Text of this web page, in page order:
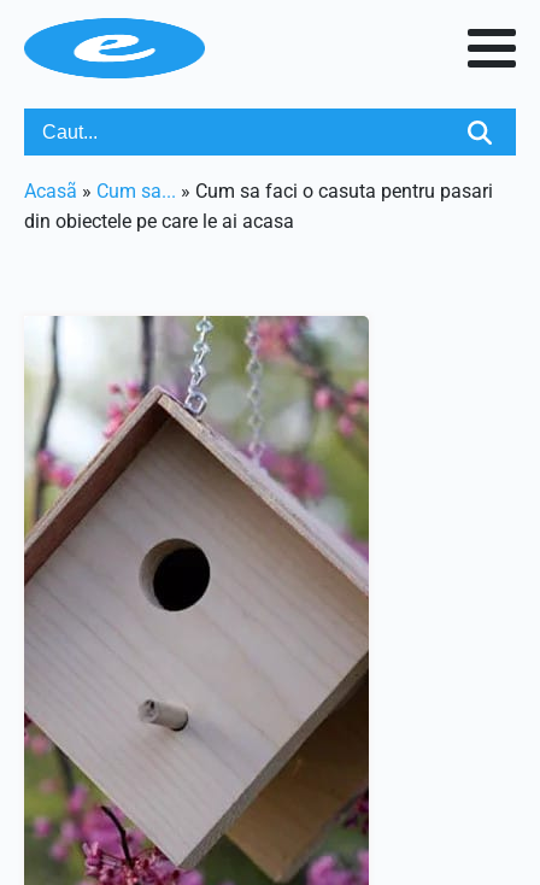
Acasã » Cum sa... » Cum sa faci o casuta pentru pasari
din obiectele pe care le ai acasa